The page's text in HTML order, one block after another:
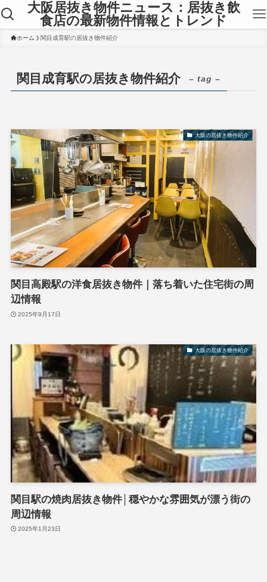
大阪居抜き物件ニュース：居抜き飲
食店の最新物件情報とトレンド
ホーム 関目成育駅の居抜き物件紹介
関目成育駅の居抜き物件紹介 – tag –
大阪の居抜き物件紹介
関目高殿駅の洋食居抜き物件｜落ち着いた住宅街の周
辺情報
2025年9月17日
大阪の居抜き物件紹介
関目駅の焼肉居抜き物件│穏やかな雰囲気が漂う街の
周辺情報
2025年1月23日